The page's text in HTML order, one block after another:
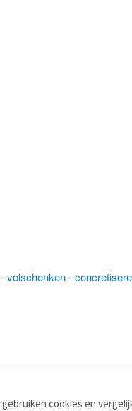
-volschenken-
TOOLS
gebruiken cookies en